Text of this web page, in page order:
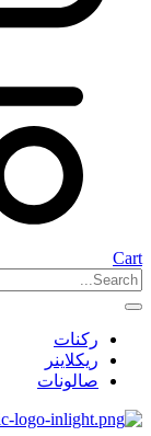
Cart
ركنات
ريكلاينر
صالونات